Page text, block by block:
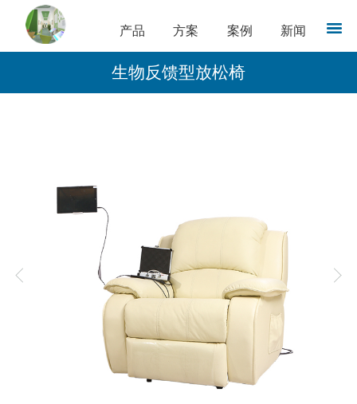
产品 方案 案例 新闻
生物反馈型放松椅